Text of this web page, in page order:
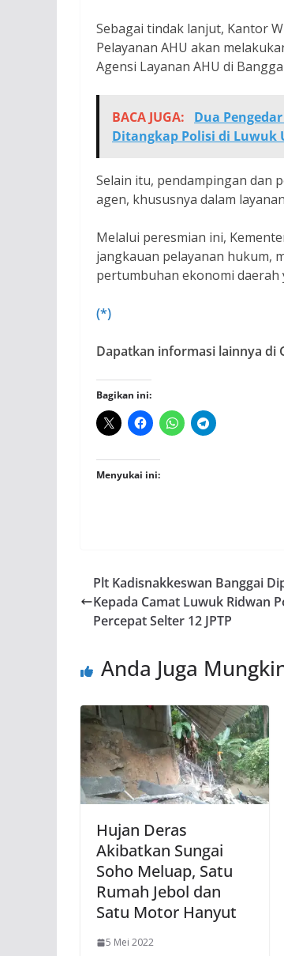
Sebagai tindak lanjut, Kantor
Pelayanan AHU akan
Agensi Layanan AHU di
BACA JUGA:
Dua
Ditangkap Polisi di Luwuk
Selain itu, pendampingan dan
agen, khususnya dalam
Melalui peresmian ini,
jangkauan pelayanan hukum,
pertumbuhan ekonomi daerah
(*)
Dapatkan informasi lainnya di
Bagikan ini:
Menyukai ini:
Plt Kadisnakkeswan Banggai
Kepada Camat Luwuk Ridwan
Percepat Selter 12 JPTP
Anda Juga
Hujan Deras
Akibatkan Sungai
Soho Meluap, Satu
Rumah Jebol dan
Satu Motor Hanyut
5 Mei 2022